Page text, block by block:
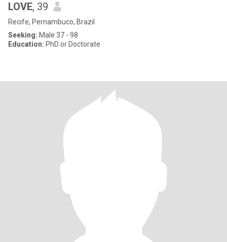
LOVE, 39
Recife, Pernambuco, Brazil
Seeking: Male 37 - 98
Education: PhD or Doctorate